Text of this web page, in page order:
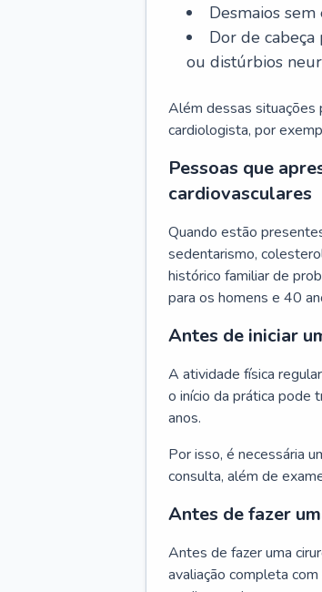
Desmaios
Dor de
ou distúrbios
Além dessas situações
cardiologista, por
Pessoas que
cardiovasculares
Quando estão
sedentarismo,
histórico familiar de
para os homens e 40
Antes de iniciar
A atividade física
o início da prática pode
anos.
Por isso, é necessária
consulta, além de
Antes de fazer
Antes de fazer uma
avaliação completa